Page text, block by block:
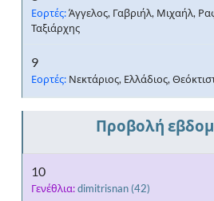
Εορτές:Άγγελος, Γαβριήλ, Μιχαήλ,
Ταξιάρχης
9
Εορτές: Νεκτάριος, Ελλάδιος,
10
Γενέθλια:dimitrisnan (42)